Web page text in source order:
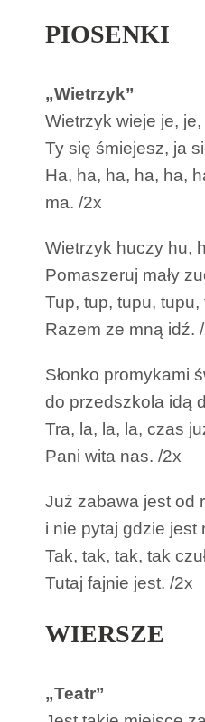
PIOSENKI
„Wietrzyk”
Wietrzyk wieje je, je,
Ty się śmiejesz, ja
Ha, ha, ha, ha, ha,
ma. /2x
Wietrzyk huczy hu,
Pomaszeruj mały
Tup, tup, tupu, tupu,
Razem ze mną idź.
Słonko promykami
do przedszkola idą
Tra, la, la, la, czas
Pani wita nas. /2x
Już zabawa jest od
i nie pytaj gdzie jest
Tak, tak, tak, tak
Tutaj fajnie jest. /2x
WIERSZE
„Teatr”